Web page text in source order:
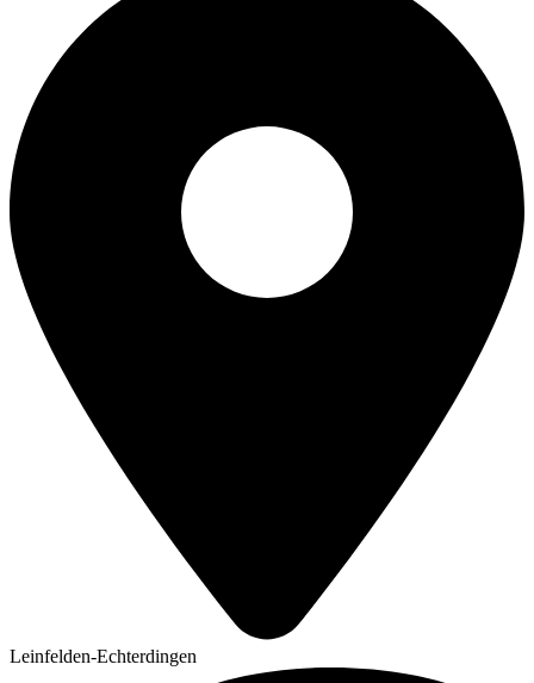
Leinfelden-Echterdingen